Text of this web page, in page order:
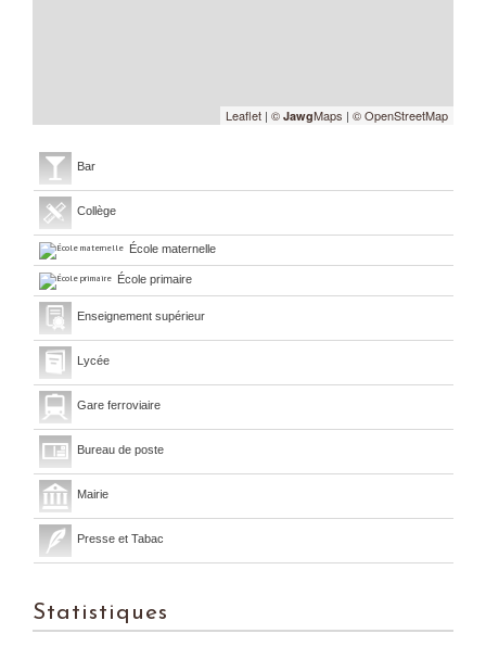
Leaflet | © JawgMaps | © OpenStreetMap
Bar
Collège
École maternelle
École primaire
Enseignement supérieur
Lycée
Gare ferroviaire
Bureau de poste
Mairie
Presse et Tabac
Statistiques